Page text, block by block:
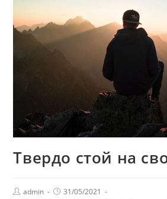
Твердо стой на
admin
31/05/2021